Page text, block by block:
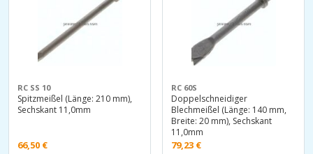
RC SS 10
Spitzmeißel (Länge: 210 mm),
Sechskant 11,0mm
66,50 €
RC 60S
Doppelschneidiger
Blechmeißel (Länge: 140 mm,
Breite: 20 mm), Sechskant
11,0mm
79,23 €